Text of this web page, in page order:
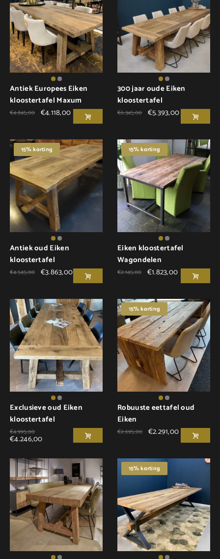
Antiek Europees Eiken
kloostertafel Maxum
€4.845,00 €4.118,00
300 jaar oude Eiken
kloostertafel
€6.345,00 €5.393,00
15% korting
Antiek oud Eiken
kloostertafel
€4.545,00 €3.863,00
15% korting
Eiken kloostertafel
Wagondelen
€2.145,00 €1.823,00
Exclusieve oud Eiken
kloostertafel
€4.995,00
€4.246,00
15% korting
Robuuste eettafel oud
Eiken
€2.695,00 €2.291,00
15% korting